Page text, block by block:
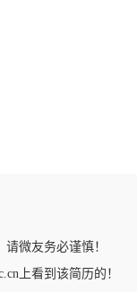
微友务必谨慎！
上看到该简历的！